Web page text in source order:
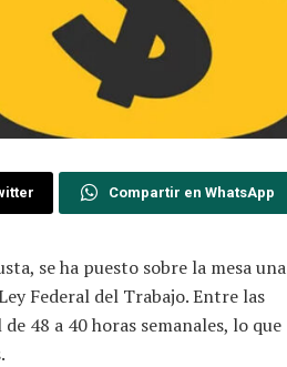
Compartir en WhatsApp
se ha puesto sobre la mesa una
Federal del Trabajo. Entre las
48 a 40 horas semanales, lo que